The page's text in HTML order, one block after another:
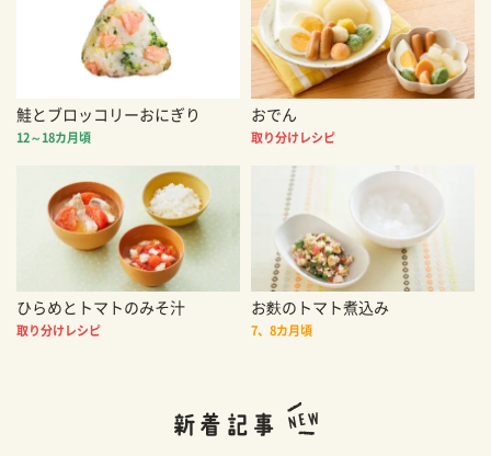
鮭とブロッコリーおにぎり
12～18カ月頃
おでん
取り分けレシピ
ひらめとトマトのみそ汁
取り分けレシピ
お麩のトマト煮込み
7、8カ月頃